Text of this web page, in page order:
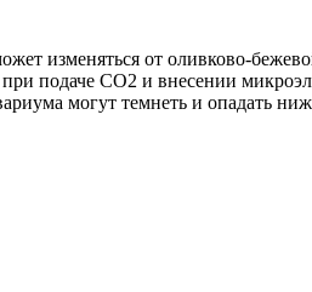
изменяться от оливково-
подаче СО2 и внесении
могут темнеть и опадать